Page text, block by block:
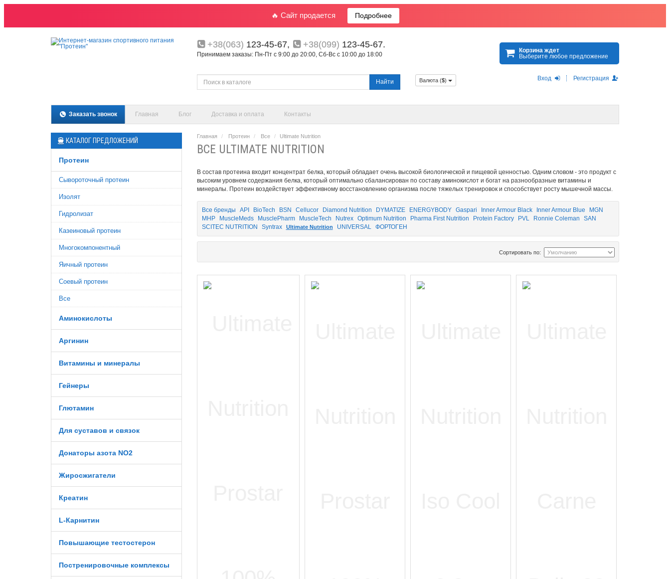
🔥 Сайт продается Подробнее
+38(063) 123-45-67, +38(099) 123-45-67.
Принимаем заказы: Пн-Пт с 9:00 до 20:00, Сб-Вс с 10:00 до 18:00
Корзина ждет
Выберите любое предложение
Найти Вход Регистрация
Валюта ($)
Заказать звонок Главная Блог Доставка и оплата Контакты
КАТАЛОГ ПРЕДЛОЖЕНИЙ
Протеин
Сывороточный протеин
Изолят
Гидролизат
Казеиновый протеин
Многокомпонентный
Яичный протеин
Соевый протеин
Все
Аминокислоты
Аргинин
Витамины и минералы
Гейнеры
Глютамин
Для суставов и связок
Донаторы азота NO2
Жиросжигатели
Креатин
L-Карнитин
Повышающие тестостерон
Постренировочные комплексы
Главная Протеин Все Ultimate Nutrition
ВСЕ ULTIMATE NUTRITION
В состав протеина входит концентрат белка, который обладает очень высокой биологической и пищевой ценностью. Одним словом - это продукт с
высоким уровнем содержания белка, который оптимально сбалансирован по составу аминокислот и богат на разнообразные витамины и
минералы. Протеин воздействует эффективному восстановлению организма после тяжелых тренировок и способствует росту мышечной массы.
Все бренды API BioTech BSN Cellucor Diamond Nutrition DYMATIZE ENERGYBODY Gaspari Inner Armour Black Inner Armour Blue
MGN
MHP
MuscleMeds MusclePharm MuscleTech Nutrex Optimum Nutrition Pharma First Nutrition Protein Factory PVL Ronnie Coleman
SAN
SCITEC NUTRITION
Syntrax Ultimate Nutrition UNIVERSAL ФОРТОГЕН
Сортировать по: